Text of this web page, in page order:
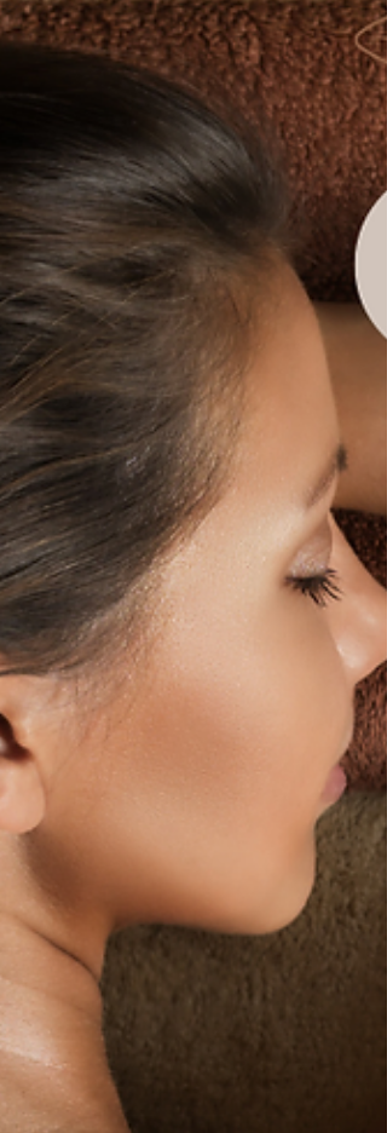
유흥알바 채용중 구인구직 1. 마산 유흥알바 주요 구
인 유형 마산 지역에서 확인되는 유흥알바는 다음
같은 형태가 일반적입니다. ① 노래주점·유흥주
알바 손님 응대, 노래·대화 중심의 서비스 업무가
주를 이룹니다. 업소 분위기에 따라 테이블 관리,
본적인 매너 서비스가 포함될 수 있으며, 초보자도
지원 가능한 공고가 존재합니다. ② 룸알바(룸 형
응대) 룸 단위로 손님을 응대하는 형태로, 근무 시
은 주로 저녁부터 심야까지입니다. 근무 강도와 수
입은 업